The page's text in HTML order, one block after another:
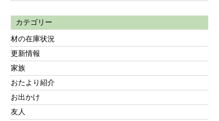
カテゴリー
材の在庫状況
更新情報
家族
おたより紹介
お出かけ
友人